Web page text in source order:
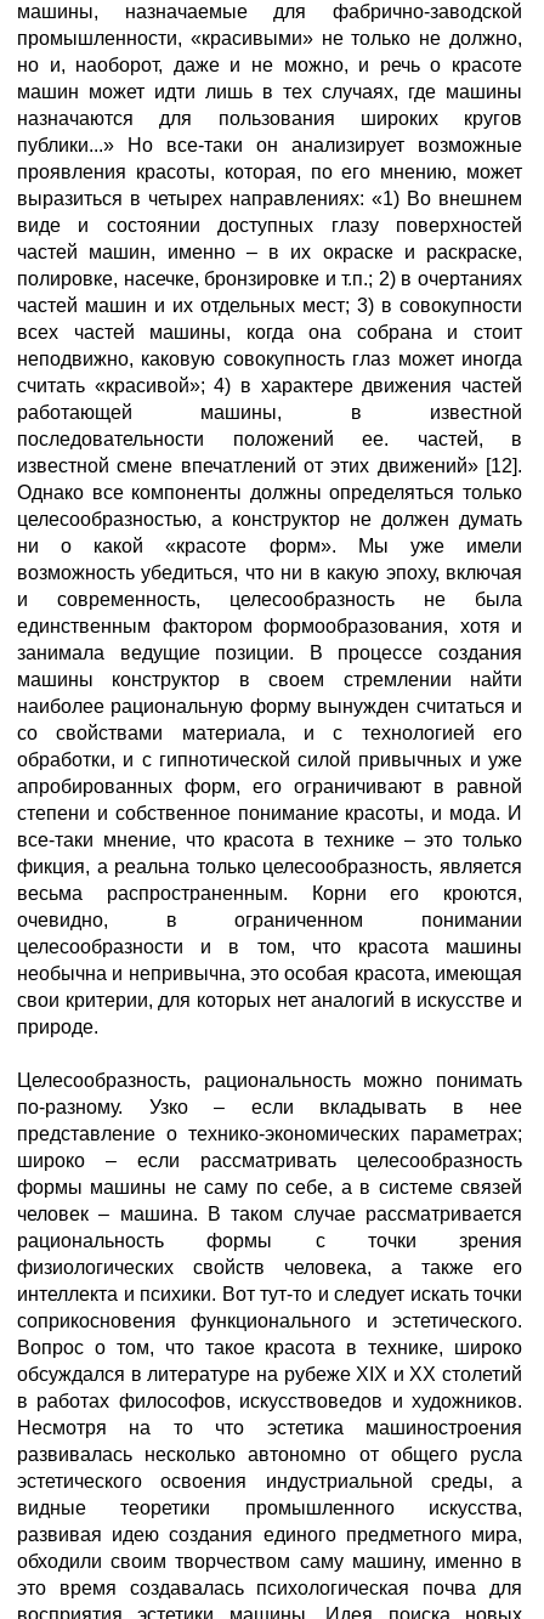
машины, назначаемые для фабрично-заводской
промышленности, «красивыми» не только не должно,
но и, наоборот, даже и не можно, и речь о красоте
машин может идти лишь в тех случаях, где машины
назначаются для пользования широких кругов
публики...» Но все-таки он анализирует возможные
проявления красоты, которая, по его мнению, может
выразиться в четырех направлениях: «1) Во внешнем
виде и состоянии доступных глазу поверхностей
частей машин, именно – в их окраске и раскраске,
полировке, насечке, бронзировке и т.п.; 2) в очертаниях
частей машин и их отдельных мест; 3) в совокупности
всех частей машины, когда она собрана и стоит
неподвижно, каковую совокупность глаз может иногда
считать «красивой»; 4) в характере движения частей
работающей машины, в известной
последовательности положений ее. частей, в
известной смене впечатлений от этих движений» [12].
Однако все компоненты должны определяться только
целесообразностью, а конструктор не должен думать
ни о какой «красоте форм». Мы уже имели
возможность убедиться, что ни в какую эпоху, включая
и современность, целесообразность не была
единственным фактором формообразования, хотя и
занимала ведущие позиции. В процессе создания
машины конструктор в своем стремлении найти
наиболее рациональную форму вынужден считаться и
со свойствами материала, и с технологией его
обработки, и с гипнотической силой привычных и уже
апробированных форм, его ограничивают в равной
степени и собственное понимание красоты, и мода. И
все-таки мнение, что красота в технике – это только
фикция, а реальна только целесообразность, является
весьма распространенным. Корни его кроются,
очевидно, в ограниченном понимании
целесообразности и в том, что красота машины
необычна и непривычна, это особая красота, имеющая
свои критерии, для которых нет аналогий в искусстве и
природе.
Целесообразность, рациональность можно понимать
по-разному. Узко – если вкладывать в нее
представление о технико-экономических параметрах;
широко – если рассматривать целесообразность
формы машины не саму по себе, а в системе связей
человек – машина. В таком случае рассматривается
рациональность формы с точки зрения
физиологических свойств человека, а также его
интеллекта и психики. Вот тут-то и следует искать точки
соприкосновения функционального и эстетического.
Вопрос о том, что такое красота в технике, широко
обсуждался в литературе на рубеже XIX и XX столетий
в работах философов, искусствоведов и художников.
Несмотря на то что эстетика машиностроения
развивалась несколько автономно от общего русла
эстетического освоения индустриальной среды, а
видные теоретики промышленного искусства,
развивая идею создания единого предметного мира,
обходили своим творчеством саму машину, именно в
это время создавалась психологическая почва для
восприятия эстетики машины. Идея поиска новых